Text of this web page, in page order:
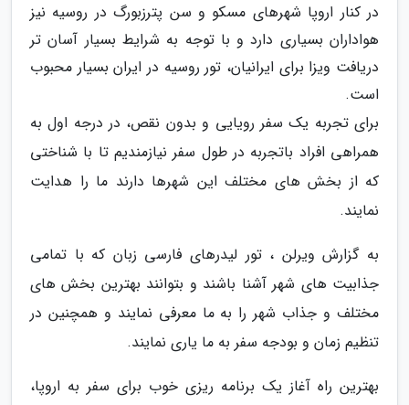
در کنار اروپا شهرهای مسکو و سن پترزبورگ در روسیه نیز
هواداران بسیاری دارد و با توجه به شرایط بسیار آسان تر
دریافت ویزا برای ایرانیان، تور روسیه در ایران بسیار محبوب
است.
برای تجربه یک سفر رویایی و بدون نقص، در درجه اول به
همراهی افراد باتجربه در طول سفر نیازمندیم تا با شناختی
که از بخش های مختلف این شهرها دارند ما را هدایت
نمایند.
به گزارش ویرلن ، تور لیدرهای فارسی زبان که با تمامی
جذابیت های شهر آشنا باشند و بتوانند بهترین بخش های
مختلف و جذاب شهر را به ما معرفی نمایند و همچنین در
تنظیم زمان و بودجه سفر به ما یاری نمایند.
بهترین راه آغاز یک برنامه ریزی خوب برای سفر به اروپا،